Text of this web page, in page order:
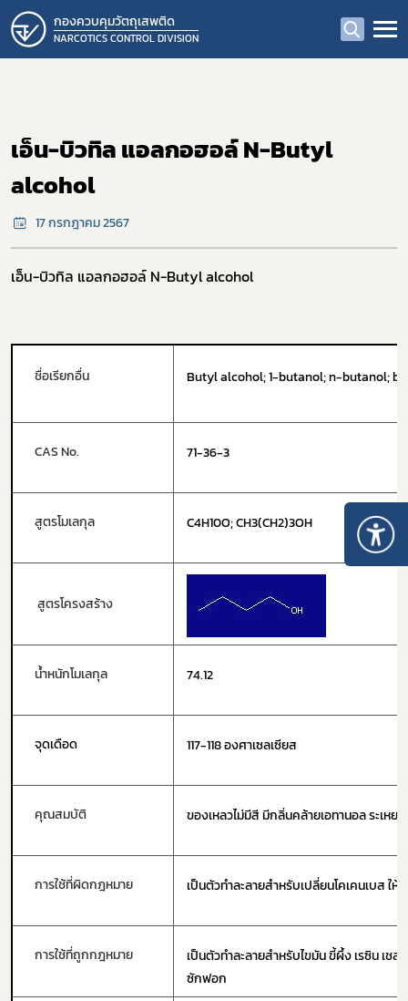
กองควบคุมวัตถุเสพติด
NARCOTICS CONTROL DIVISION
เอ็น-บิวทิล แอลกอฮอล์ N-Butyl
alcohol
17 กรกฎาคม 2567
เอ็น-บิวทิล แอลกอฮอล์ N-Butyl alcohol
ชื่อเรียกอื่น Butyl alcohol; 1-butanol; n-butanol;
CAS No. 71-36-3
สูตรโมเลกุล C4H10O; CH3(CH2)3OH
สูตรโครงสร้าง
น้ำหนักโมเลกุล 74.12
จุดเดือด 117-118 องศาเซลเซียส
คุณสมบัติ ของเหลวไม่มีสี มีกลิ่นคล้ายเอทานอล ระเหยไ
การใช้ที่ผิดกฎหมาย เป็นตัวทำละลายสำหรับเปลี่ยนโคเคนเบส ให้
การใช้ที่ถูกกฎหมาย
เป็นตัวทำละลายสำหรับไขมัน ขี้ผึ้ง เรซิน เช
ซักฟอก
Subscribe
เลือกหัวข้อที่ท่านต้องการ Subscribe